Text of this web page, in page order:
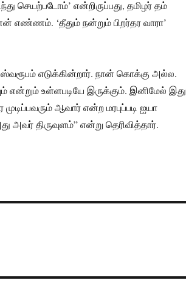
செயற்படோம்’ என்றிருப்பது, தமிழர் தம்
எண்ணம். ‘தீதும் நன்றும் பிறர்தர வாரா’
எடுக்கின்றார். நான் கொக்கு அல்ல.
என்றும் உள்ளபடியே இருக்கும். இனிமேல் இது
ஆவார் என்ற மரபுப்படி ஐயா
அவர் திருவுளம்” என்று தெரிவித்தார்.